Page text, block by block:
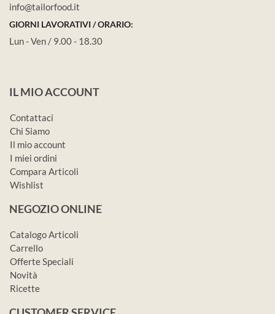
info@tailorfood.it
GIORNI LAVORATIVI / ORARIO:
Lun - Ven / 9.00 - 18.30
IL MIO ACCOUNT
Contattaci
Chi Siamo
Il mio account
I miei ordini
Compara Articoli
Wishlist
NEGOZIO ONLINE
Catalogo Articoli
Carrello
Offerte Speciali
Novità
Ricette